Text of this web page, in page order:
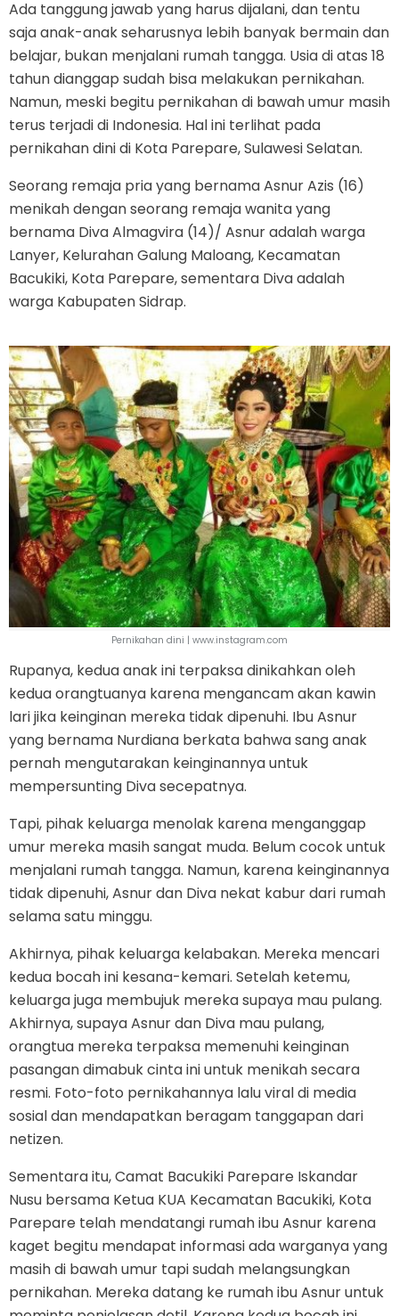
Ada tanggung jawab yang harus dijalani, dan tentu
saja anak-anak seharusnya lebih banyak bermain dan
belajar, bukan menjalani rumah tangga. Usia di atas 18
tahun dianggap sudah bisa melakukan pernikahan.
Namun, meski begitu pernikahan di bawah umur masih
terus terjadi di Indonesia. Hal ini terlihat pada
pernikahan dini di Kota Parepare, Sulawesi Selatan.
Seorang remaja pria yang bernama Asnur Azis (16)
menikah dengan seorang remaja wanita yang
bernama Diva Almagvira (14)/ Asnur adalah warga
Lanyer, Kelurahan Galung Maloang, Kecamatan
Bacukiki, Kota Parepare, sementara Diva adalah
warga Kabupaten Sidrap.
Pernikahan dini | www.instagram.com
Rupanya, kedua anak ini terpaksa dinikahkan oleh
kedua orangtuanya karena mengancam akan kawin
lari jika keinginan mereka tidak dipenuhi. Ibu Asnur
yang bernama Nurdiana berkata bahwa sang anak
pernah mengutarakan keinginannya untuk
mempersunting Diva secepatnya.
Tapi, pihak keluarga menolak karena menganggap
umur mereka masih sangat muda. Belum cocok untuk
menjalani rumah tangga. Namun, karena keinginannya
tidak dipenuhi, Asnur dan Diva nekat kabur dari rumah
selama satu minggu.
Akhirnya, pihak keluarga kelabakan. Mereka mencari
kedua bocah ini kesana-kemari. Setelah ketemu,
keluarga juga membujuk mereka supaya mau pulang.
Akhirnya, supaya Asnur dan Diva mau pulang,
orangtua mereka terpaksa memenuhi keinginan
pasangan dimabuk cinta ini untuk menikah secara
resmi. Foto-foto pernikahannya lalu viral di media
sosial dan mendapatkan beragam tanggapan dari
netizen.
Sementara itu, Camat Bacukiki Parepare Iskandar
Nusu bersama Ketua KUA Kecamatan Bacukiki, Kota
Parepare telah mendatangi rumah ibu Asnur karena
kaget begitu mendapat informasi ada warganya yang
masih di bawah umur tapi sudah melangsungkan
pernikahan. Mereka datang ke rumah ibu Asnur untuk